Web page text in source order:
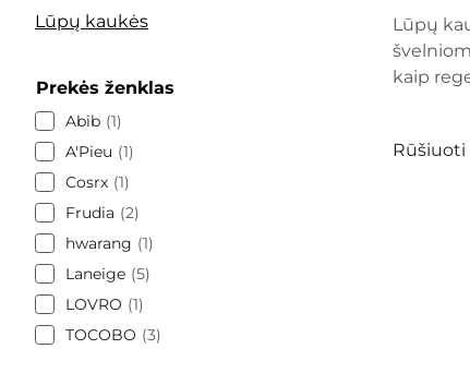
Lūpų kaukės
Prekės ženklas
Abib 1
A'Pieu
1
Cosrx 1
Frudia
2
hwarang
1
Laneige 5
LOVRO
1
TOCOBO
3
Lūpų
kaip
Rūšiuoti